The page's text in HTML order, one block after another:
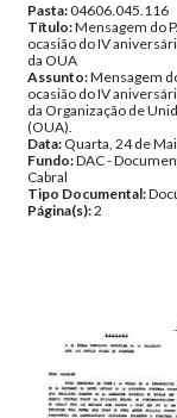
Pasta:04606.045.116
Título:Mensagem do
ocasião do IV
da OUA
Assunto:Mensagem
ocasião do IV
da Organização de
(OUA).
Data: Quarta, 24 de
Fundo:DAC -
Cabral
Tipo Documental:
Página(s):2